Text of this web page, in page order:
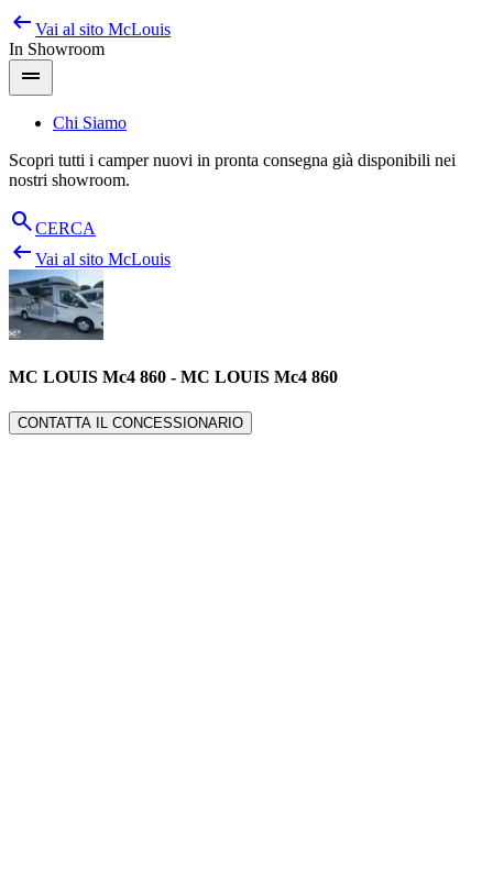
Salta
contenuto
arrow_left_alt Vai al sito McLouis
In Showroom
drag_handle
Chi Siamo
Scopri tutti i camper nuovi in pronta consegna già disponibili nei
nostri showroom.
searchCERCA
arrow_left_alt Vai al sito McLouis
MC LOUIS Mc4 860 - MC LOUIS Mc4 860
CONTATTA IL CONCESSIONARIO